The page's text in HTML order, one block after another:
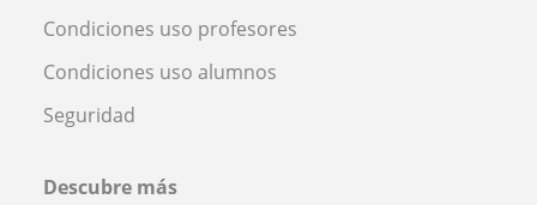
Condiciones uso profesores
Condiciones uso alumnos
Seguridad
Descubre más